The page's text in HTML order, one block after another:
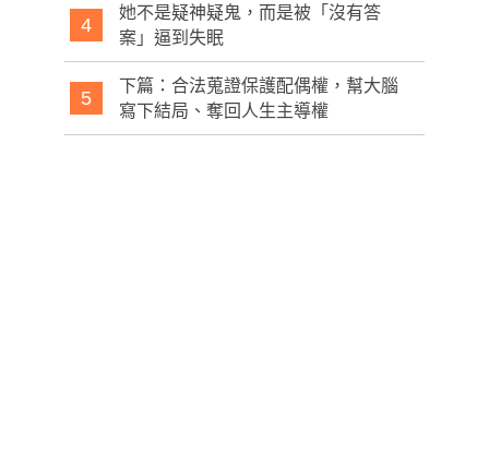
4
她不是疑神疑鬼，而是被「沒有答
案」逼到失眠
5
下篇：合法蒐證保護配偶權，幫大腦
寫下結局、奪回人生主導權